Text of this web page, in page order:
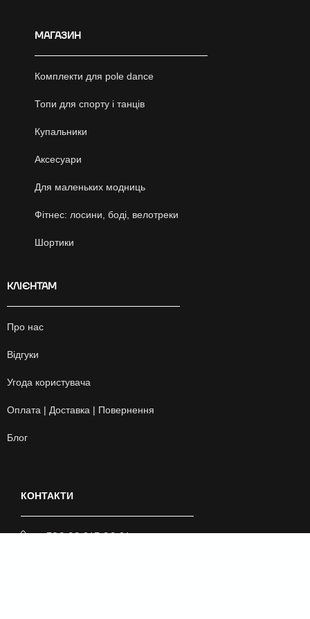
МАГАЗИН
Комплекти для pole dance
Топи для спорту і танців
Купальники
Аксесуари
Для маленьких модниць
Фітнес: лосини, боді, велотреки
Шортики
КЛІЄНТАМ
Про нас
Відгуки
Угода користувача
Оплата | Доставка | Повернення
Блог
КОНТАКТИ
+380 99 243 00 24